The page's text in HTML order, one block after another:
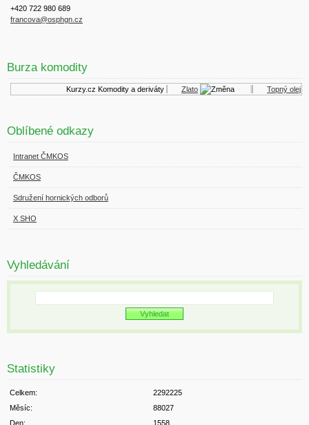
+420 722 980 689
francova@osphgn.cz
Burza komodity
Kurzy.cz Komodity a deriváty Zlato Topný olej
Oblíbené odkazy
Intranet ČMKOS
ČMKOS
Sdružení hornických odborů
X SHO
Vyhledávání
Statistiky
Celkem:
2292225
Měsíc:
88027
Den:
1558